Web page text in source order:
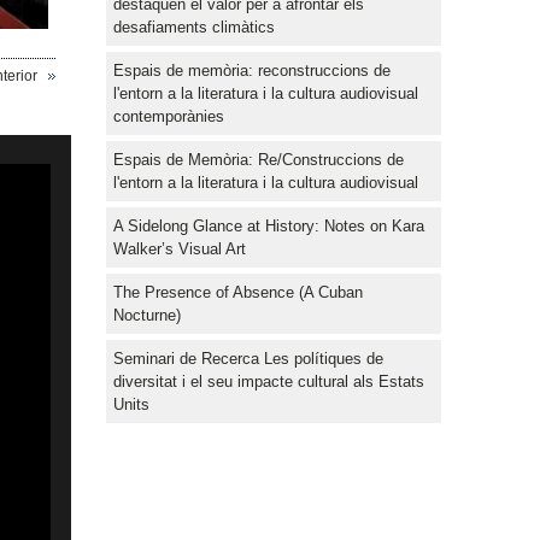
destaquen el valor per a afrontar els
desafiaments climàtics
Espais de memòria: reconstruccions de
l'entorn a la literatura i la cultura audiovisual
contemporànies
Espais de Memòria: Re/Construccions de
l'entorn a la literatura i la cultura audiovisual
A Sidelong Glance at History: Notes on Kara
Walker’s Visual Art
The Presence of Absence (A Cuban
Nocturne)
Seminari de Recerca Les polítiques de
diversitat i el seu impacte cultural als Estats
Units